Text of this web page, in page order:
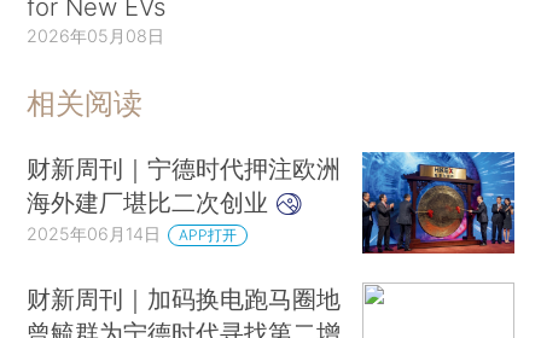
for New EVs
2026年05月08日
相关阅读
财新周刊｜宁德时代押注欧洲
海外建厂堪比二次创业
2025年06月14日 APP打开
财新周刊｜加码换电跑马圈地